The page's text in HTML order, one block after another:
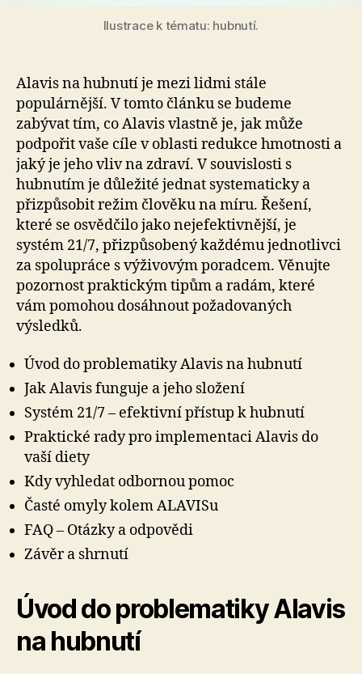
Ilustrace k tématu: hubnutí.
Alavis na hubnutí je mezi lidmi stále
populárnější. V tomto článku se budeme
zabývat tím, co Alavis vlastně je, jak může
podpořit vaše cíle v oblasti redukce hmotnosti a
jaký je jeho vliv na zdraví. V souvislosti s
hubnutím je důležité jednat systematicky a
přizpůsobit režim člověku na míru. Řešení,
které se osvědčilo jako nejefektivnější, je
systém 21/7, přizpůsobený každému jednotlivci
za spolupráce s výživovým poradcem. Věnujte
pozornost praktickým tipům a radám, které
vám pomohou dosáhnout požadovaných
výsledků.
Úvod do problematiky Alavis na hubnutí
Jak Alavis funguje a jeho složení
Systém 21/7 – efektivní přístup k hubnutí
Praktické rady pro implementaci Alavis do
vaší diety
Kdy vyhledat odbornou pomoc
Časté omyly kolem ALAVISu
FAQ – Otázky a odpovědi
Závěr a shrnutí
Úvod do problematiky Alavis
na hubnutí